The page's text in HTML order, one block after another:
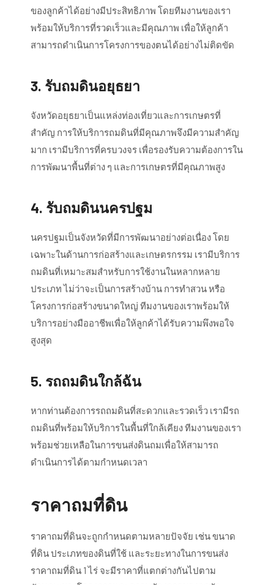
ของลูกค้าได้อย่างมีประสิทธิภาพ โดยทีมงานของเรา
พร้อมให้บริการที่รวดเร็วและมีคุณภาพ เพื่อให้ลูกค้า
สามารถดำเนินการโครงการของตนได้อย่างไม่ติดขัด
3. รับถมดินอยุธยา
จังหวัดอยุธยาเป็นแหล่งท่องเที่ยวและการเกษตรที่
สำคัญ การให้บริการถมดินที่มีคุณภาพจึงมีความสำคัญ
มาก เรามีบริการที่ครบวงจร เพื่อรองรับความต้องการใน
การพัฒนาพื้นที่ต่าง ๆ และการเกษตรที่มีคุณภาพสูง
4. รับถมดินนครปฐม
นครปฐมเป็นจังหวัดที่มีการพัฒนาอย่างต่อเนื่อง โดย
เฉพาะในด้านการก่อสร้างและเกษตรกรรม เรามีบริการ
ถมดินที่เหมาะสมสำหรับการใช้งานในหลากหลาย
ประเภท ไม่ว่าจะเป็นการสร้างบ้าน การทำสวน หรือ
โครงการก่อสร้างขนาดใหญ่ ทีมงานของเราพร้อมให้
บริการอย่างมืออาชีพเพื่อให้ลูกค้าได้รับความพึงพอใจ
สูงสุด
5. รถถมดินใกล้ฉัน
หากท่านต้องการรถถมดินที่สะดวกและรวดเร็ว เรามีรถ
ถมดินที่พร้อมให้บริการในพื้นที่ใกล้เคียง ทีมงานของเรา
พร้อมช่วยเหลือในการขนส่งดินถมเพื่อให้สามารถ
ดำเนินการได้ตามกำหนดเวลา
ราคาถมที่ดิน
ราคาถมที่ดินจะถูกกำหนดตามหลายปัจจัย เช่น ขนาด
ที่ดิน ประเภทของดินที่ใช้ และระยะทางในการขนส่ง
ราคาถมที่ดิน 1 ไร่ จะมีราคาที่แตกต่างกันไปตาม